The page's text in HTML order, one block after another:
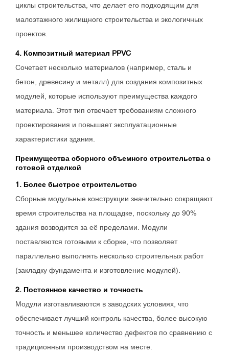
циклы строительства, что делает его подходящим для
малоэтажного жилищного строительства и экологичных
проектов.
4. Композитный материал PPVC
Сочетает несколько материалов (например, сталь и
бетон, древесину и металл) для создания композитных
модулей, которые используют преимущества каждого
материала. Этот тип отвечает требованиям сложного
проектирования и повышает эксплуатационные
характеристики здания.
Преимущества сборного объемного строительства с
готовой отделкой
1. Более быстрое строительство
Сборные модульные конструкции значительно сокращают
время строительства на площадке, поскольку до 90%
здания возводится за её пределами. Модули
поставляются готовыми к сборке, что позволяет
параллельно выполнять несколько строительных работ
(закладку фундамента и изготовление модулей).
2. Постоянное качество и точность
Модули изготавливаются в заводских условиях, что
обеспечивает лучший контроль качества, более высокую
точность и меньшее количество дефектов по сравнению с
традиционным производством на месте.